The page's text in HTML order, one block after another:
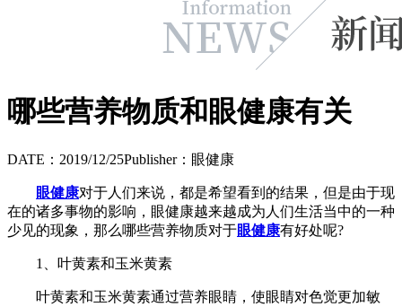
哪些营养物质和眼健康有关
DATE：2019/12/25Publisher：眼健康
眼健康对于人们来说，都是希望看到的结果，但是由于现
在的诸多事物的影响，眼健康越来越成为人们生活当中的一种
少见的现象，那么哪些营养物质对于眼健康有好处呢?
1、叶黄素和玉米黄素
叶黄素和玉米黄素通过营养眼睛，使眼睛对色觉更加敏